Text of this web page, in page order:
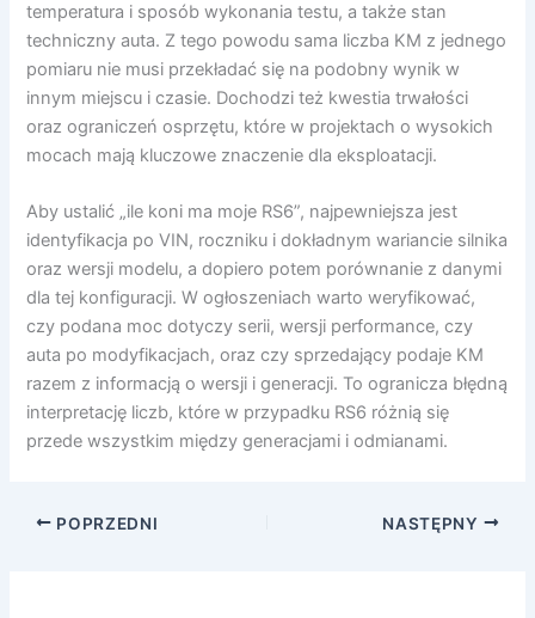
temperatura i sposób wykonania testu, a także stan
techniczny auta. Z tego powodu sama liczba KM z jednego
pomiaru nie musi przekładać się na podobny wynik w
innym miejscu i czasie. Dochodzi też kwestia trwałości
oraz ograniczeń osprzętu, które w projektach o wysokich
mocach mają kluczowe znaczenie dla eksploatacji.
Aby ustalić „ile koni ma moje RS6”, najpewniejsza jest
identyfikacja po VIN, roczniku i dokładnym wariancie silnika
oraz wersji modelu, a dopiero potem porównanie z danymi
dla tej konfiguracji. W ogłoszeniach warto weryfikować,
czy podana moc dotyczy serii, wersji performance, czy
auta po modyfikacjach, oraz czy sprzedający podaje KM
razem z informacją o wersji i generacji. To ogranicza błędną
interpretację liczb, które w przypadku RS6 różnią się
przede wszystkim między generacjami i odmianami.
POPRZEDNI NASTĘPNY